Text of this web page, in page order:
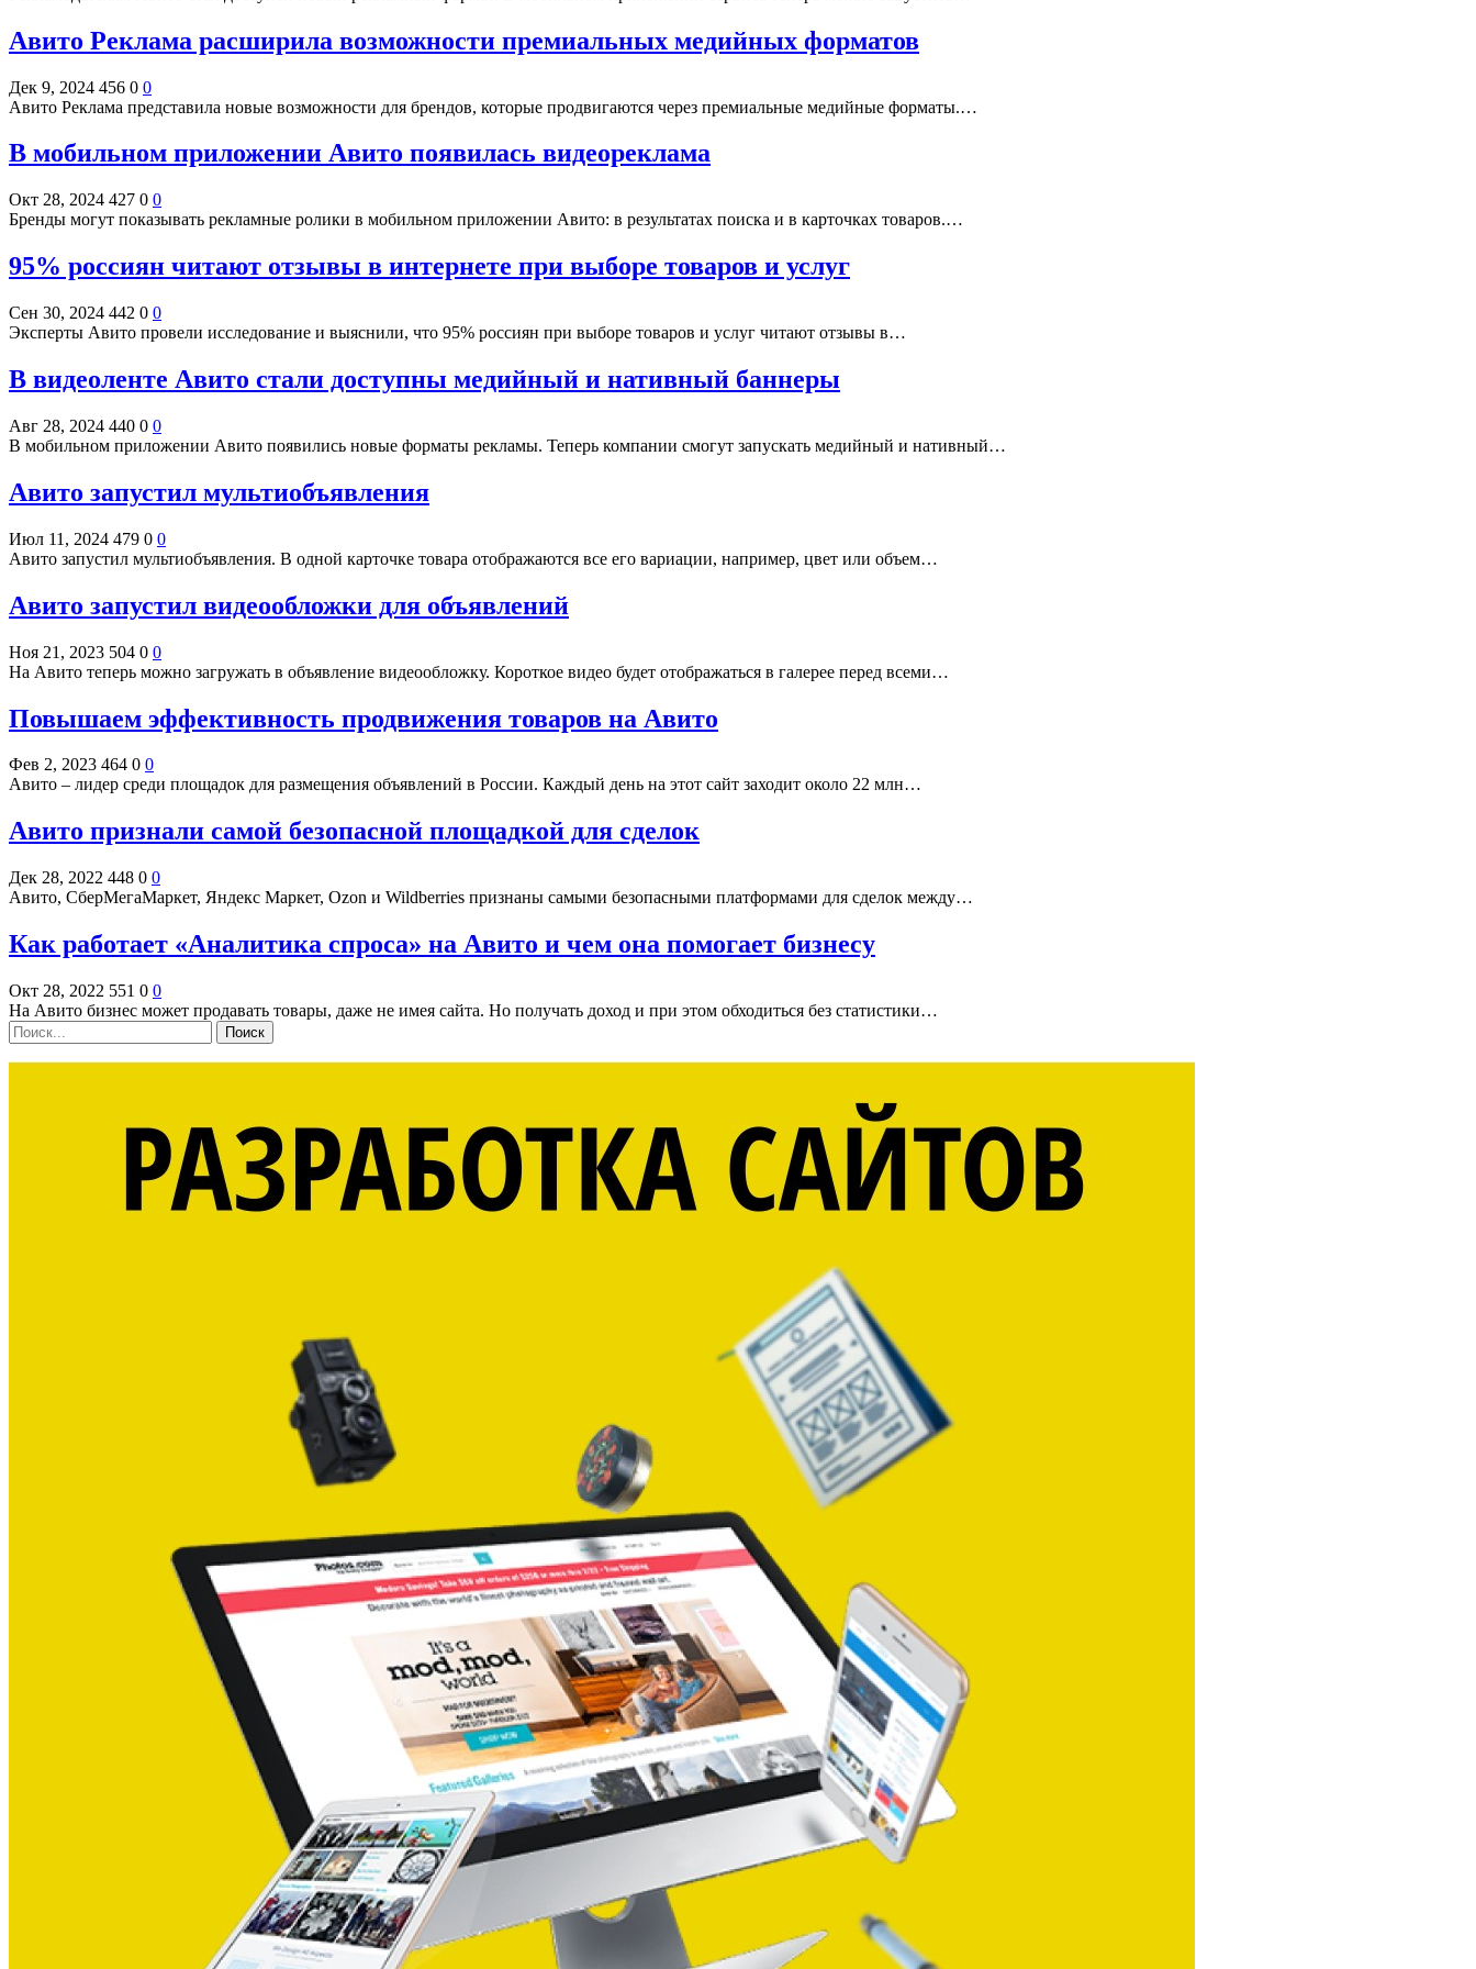
Авито Реклама расширила возможности премиальных медийных форматов
Дек 9, 2024 456 0 0
Авито Реклама представила новые возможности для брендов, которые продвигаются через премиальные медийные форматы.…
В мобильном приложении Авито появилась видеореклама
Окт 28, 2024 427 0 0
Бренды могут показывать рекламные ролики в мобильном приложении Авито: в результатах поиска и в карточках товаров.…
95% россиян читают отзывы в интернете при выборе товаров и услуг
Сен 30, 2024 442 0 0
Эксперты Авито провели исследование и выяснили, что 95% россиян при выборе товаров и услуг читают отзывы в…
В видеоленте Авито стали доступны медийный и нативный баннеры
Авг 28, 2024 440 0 0
В мобильном приложении Авито появились новые форматы рекламы. Теперь компании смогут запускать медийный и нативный…
Авито запустил мультиобъявления
Июл 11, 2024 479 0 0
Авито запустил мультиобъявления. В одной карточке товара отображаются все его вариации, например, цвет или объем…
Авито запустил видеообложки для объявлений
Ноя 21, 2023 504 0 0
На Авито теперь можно загружать в объявление видеообложку. Короткое видео будет отображаться в галерее перед всеми…
Повышаем эффективность продвижения товаров на Авито
Фев 2, 2023 464 0 0
Авито – лидер среди площадок для размещения объявлений в России. Каждый день на этот сайт заходит около 22 млн…
Авито признали самой безопасной площадкой для сделок
Дек 28, 2022 448 0 0
Авито, СберМегаМаркет, Яндекс Маркет, Ozon и Wildberries признаны самыми безопасными платформами для сделок между…
Как работает «Аналитика спроса» на Авито и чем она помогает бизнесу
Окт 28, 2022 551 0 0
На Авито бизнес может продавать товары, даже не имея сайта. Но получать доход и при этом обходиться без статистики…